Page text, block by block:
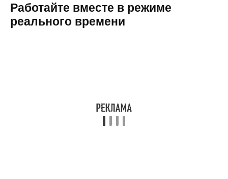
Работайте вместе в режиме
реального времени